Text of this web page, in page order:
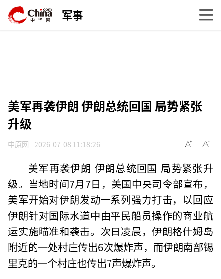
军事
美军再袭伊朗 伊朗总统回国 局势紧张
升级
中原网 2026-07-08 11:18:26
美军再袭伊朗 伊朗总统回国 局势紧张升
级。当地时间7月7日，美国中央司令部宣布，
美军开始对伊朗发动一系列强力打击，以回应
伊朗针对国际水道中由平民船员操作的商业航
运实施瞄准和袭击。次日凌晨，伊朗格什姆岛
附近的一处村庄传出6次爆炸声，而伊朗南部锡
里克的一个村庄也传出7声爆炸声。